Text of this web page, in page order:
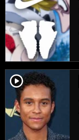
player2